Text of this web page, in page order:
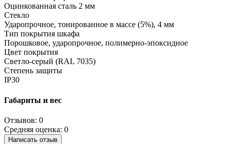
Оцинкованная сталь 2 мм
Стекло
Ударопрочное, тонированное в массе (5%), 4 мм
Тип покрытия шкафа
Порошковое, ударопрочное, полимерно-эпоксидное
Цвет покрытия
Светло-серый (RAL 7035)
Степень защиты
IP30
Габариты и вес
Отзывов: 0
Средняя оценка: 0
Написать отзыв